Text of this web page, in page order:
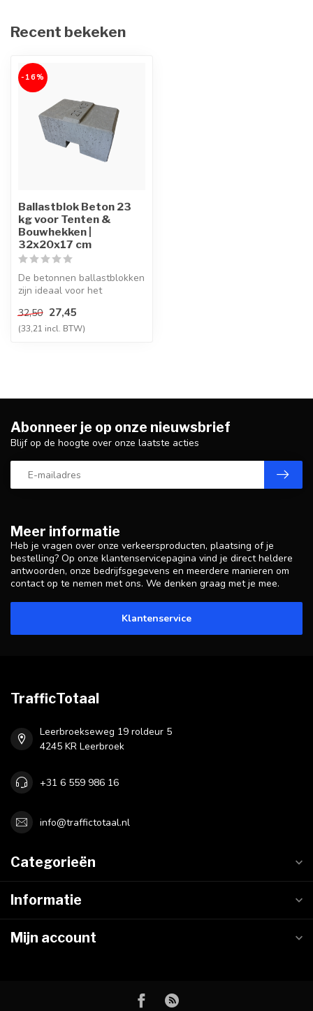
Recent bekeken
-16%
Ballastblok Beton 23
kg voor Tenten &
Bouwhekken |
32x20x17 cm
De betonnen ballastblokken
zijn ideaal voor het
Met een...
32,50 27,45
(33,21 incl. BTW)
Meer informatie
Heb je vragen over onze verkeersproducten, plaatsing of je
bestelling? Op onze klantenservicepagina vind je direct heldere
antwoorden, onze bedrijfsgegevens en meerdere manieren om
contact op te nemen met ons. We denken graag met je mee.
Klantenservice
Abonneer je op onze nieuwsbrief
Blijf op de hoogte over onze laatste acties
TrafficTotaal
Leerbroekseweg 19 roldeur 5
4245 KR Leerbroek
+31 6 559 986 16
info@traffictotaal.nl
Categorieën
Informatie
Mijn account